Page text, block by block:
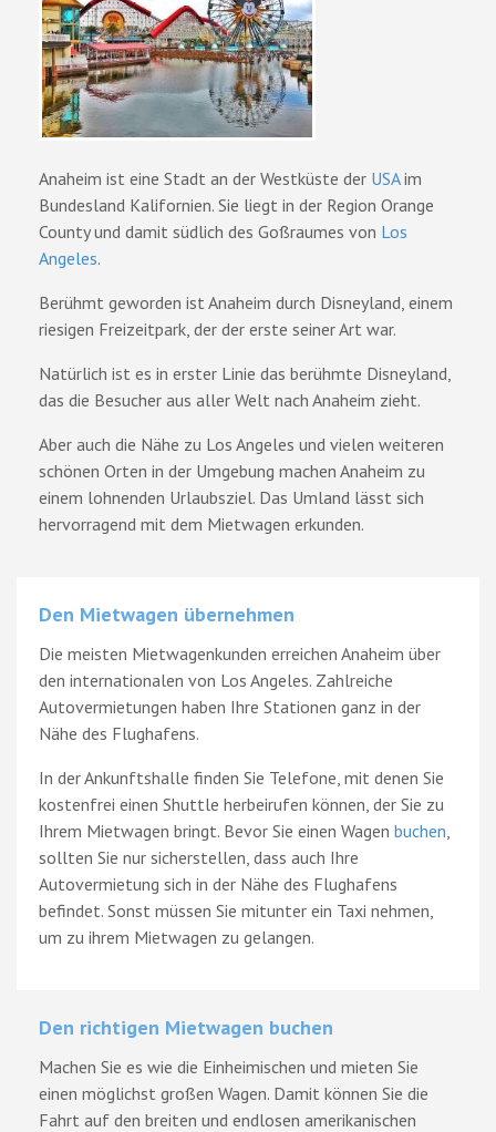
Anaheim ist eine Stadt an der Westküste der USAim
Bundesland Kalifornien. Sie liegt in der Region Orange
County und damit südlich des Goßraumes von Los
Angeles.
Berühmt geworden ist Anaheim durch Disneyland, einem
riesigen Freizeitpark, der der erste seiner Art war.
Natürlich ist es in erster Linie das berühmte Disneyland,
das die Besucher aus aller Welt nach Anaheim zieht.
Aber auch die Nähe zu Los Angeles und vielen weiteren
schönen Orten in der Umgebung machen Anaheim zu
einem lohnenden Urlaubsziel. Das Umland lässt sich
hervorragend mit dem Mietwagen erkunden.
Den Mietwagen übernehmen
Die meisten Mietwagenkunden erreichen Anaheim über
den internationalen von Los Angeles. Zahlreiche
Autovermietungen haben Ihre Stationen ganz in der
Nähe des Flughafens.
In der Ankunftshalle finden Sie Telefone, mit denen Sie
kostenfrei einen Shuttle herbeirufen können, der Sie zu
Ihrem Mietwagen bringt. Bevor Sie einen Wagen buchen,
sollten Sie nur sicherstellen, dass auch Ihre
Autovermietung sich in der Nähe des Flughafens
befindet. Sonst müssen Sie mitunter ein Taxi nehmen,
um zu ihrem Mietwagen zu gelangen.
Den richtigen Mietwagen buchen
Machen Sie es wie die Einheimischen und mieten Sie
einen möglichst großen Wagen. Damit können Sie die
Fahrt auf den breiten und endlosen amerikanischen